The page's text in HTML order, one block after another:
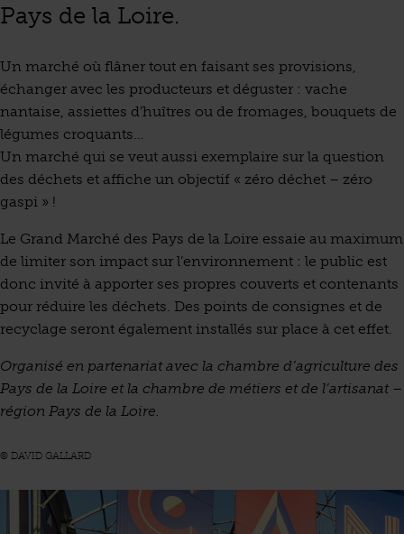
Pays de la Loire.
Un marché où flâner tout en faisant ses provisions,
échanger avec les producteurs et déguster : vache
nantaise, assiettes d’huîtres ou de fromages, bouquets de
légumes croquants…
Un marché qui se veut aussi exemplaire sur la question
des déchets et affiche un objectif « zéro déchet – zéro
gaspi » !
Le Grand Marché des Pays de la Loire essaie au maximum
de limiter son impact sur l’environnement : le public est
donc invité à apporter ses propres couverts et contenants
pour réduire les déchets. Des points de consignes et de
recyclage seront également installés sur place à cet effet.
Organisé en partenariat avec la chambre d’agriculture des
Pays de la Loire et la chambre de métiers et de l’artisanat –
région Pays de la Loire.
© DAVID GALLARD